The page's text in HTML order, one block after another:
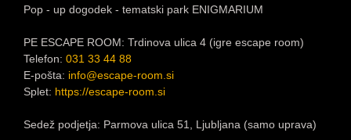
Pop - up dogodek - tematski park ENIGMARIUM
PE ESCAPE ROOM: Trdinova ulica 4 (igre escape room)
Telefon: 031 33 44 88
E-pošta: info@escape-room.si
Splet: https://escape-room.si
Sedež podjetja: Parmova ulica 51, Ljubljana (samo uprava)